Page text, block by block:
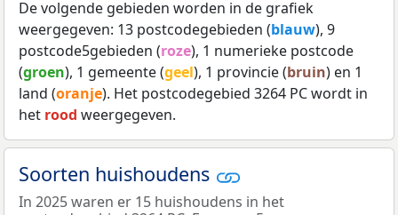
De volgende gebieden worden in de grafiek
weergegeven: 13 postcodegebieden (blauw), 9
postcode5gebieden (roze), 1 numerieke postcode
(groen), 1 gemeente (geel), 1 provincie (bruin) en 1
land (oranje). Het postcodegebied 3264 PC wordt in
het rood weergegeven.
Soorten huishoudens
In 2025 waren er 15 huishoudens in het